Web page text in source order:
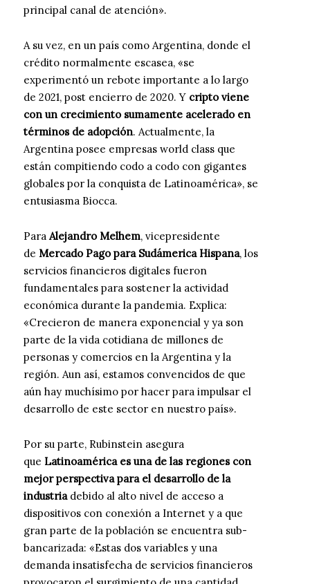
principal canal de atención».
A su vez, en un país como Argentina, donde el
crédito normalmente escasea, «se
experimentó un rebote importante a lo largo
de 2021, post encierro de 2020. Y cripto viene
con un crecimiento sumamente acelerado en
términos de adopción. Actualmente, la
Argentina posee empresas world class que
están compitiendo codo a codo con gigantes
globales por la conquista de Latinoamérica», se
entusiasma Biocca.
ParaAlejandro Melhem, vicepresidente
de Mercado Pago para Sudámerica Hispana, los
servicios financieros digitales fueron
fundamentales para sostener la actividad
económica durante la pandemia. Explica:
«Crecieron de manera exponencial y ya son
parte de la vida cotidiana de millones de
personas y comercios en la Argentina y la
región. Aun así, estamos convencidos de que
aún hay muchísimo por hacer para impulsar el
desarrollo de este sector en nuestro país».
Por su parte, Rubinstein asegura
que Latinoamérica es una de las regiones con
mejor perspectiva para el desarrollo de la
industriadebido al alto nivel de acceso a
dispositivos con conexión a Internet y a que
gran parte de la población se encuentra sub-
bancarizada: «Estas dos variables y una
demanda insatisfecha de servicios financieros